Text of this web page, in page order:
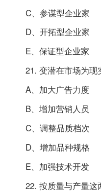
C、参谋型企业家
D、开拓型企业家
E、保证型企业家
21. 变潜在市场为现
A、加大广告力度
B、增加营销人员
C、调整品质档次
D、增加品种规格
E、加强技术开发
22. 按质量与产量这